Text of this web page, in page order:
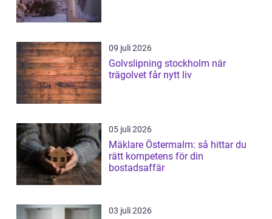
09 juli 2026
Golvslipning stockholm när
trägolvet får nytt liv
05 juli 2026
Mäklare Östermalm: så hittar du
rätt kompetens för din
bostadsaffär
03 juli 2026